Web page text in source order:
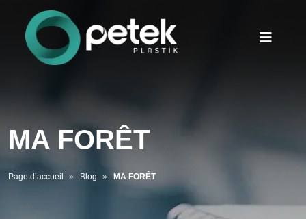
MA FORÊT
Page d’accueil Blog MA FORÊT